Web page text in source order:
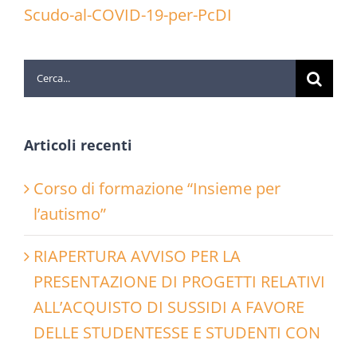
Scudo-al-COVID-19-per-PcDI
Cerca
per:
Articoli recenti
Corso di formazione “Insieme per
l’autismo”
RIAPERTURA AVVISO PER LA
PRESENTAZIONE DI PROGETTI RELATIVI
ALL’ACQUISTO DI SUSSIDI A FAVORE
DELLE STUDENTESSE E STUDENTI CON